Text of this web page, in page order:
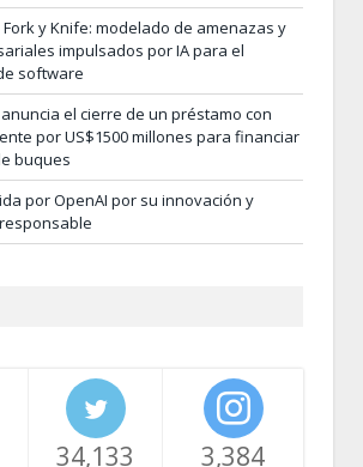
y Knife: modelado de amenazas y
impulsados por IA para el
software
el cierre de un préstamo con
por US$1500 millones para financiar
buques
por OpenAI por su innovación y
34,133 3,384